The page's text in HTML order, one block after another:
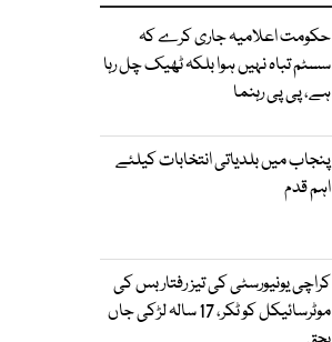
حکومت اعلامیہ جاری کرے کہ
سسٹم تباہ نہیں ہوا بلکہ ٹھیک چل رہا
ہے، پی پی رہنما
پنجاب میں بلدیاتی انتخابات کیلئے
اہم قدم
کراچی یونیورسٹی کی تیز رفتار بس کی
موٹرسائیکل کو ٹکر، 17 سالہ لڑکی جاں